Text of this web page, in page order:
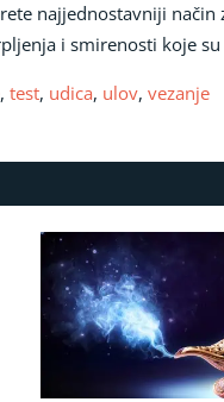
najjednostavniji
i smirenosti koje
, test, udica, ulov, vezanje